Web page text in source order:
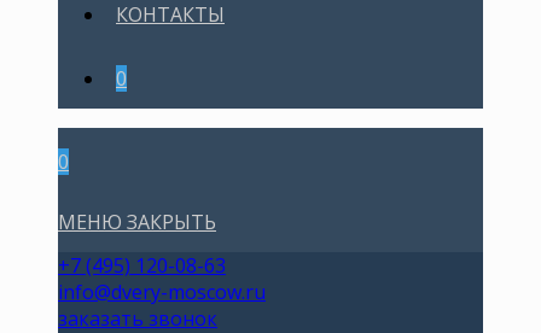
КОНТАКТЫ
0
0
МЕНЮ ЗАКРЫТЬ
+7 (495) 120-08-63
info@dvery-moscow.ru
заказать звонок